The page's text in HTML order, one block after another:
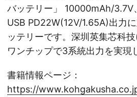
バッテリー」 10000mAh/3.7V
USB PD22W(12V/1.65A)出力
ッテリーです。深圳英集芯科
ワンチップで3系統出力を実現
書籍情報ページ：
https://